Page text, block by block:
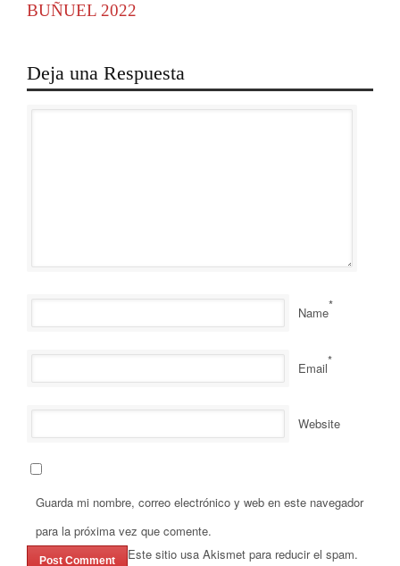
BUÑUEL 2022
Deja una Respuesta
Name*
Email*
Website
Guarda mi nombre, correo electrónico y web en este navegador
para la próxima vez que comente.
Este sitio usa Akismet para reducir el spam.